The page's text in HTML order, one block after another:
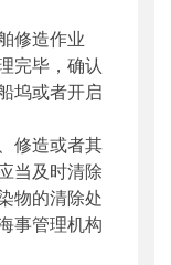
造作业
完毕，确认
坞或者开启
造或者其
当及时清除
物的清除处
事管理机构